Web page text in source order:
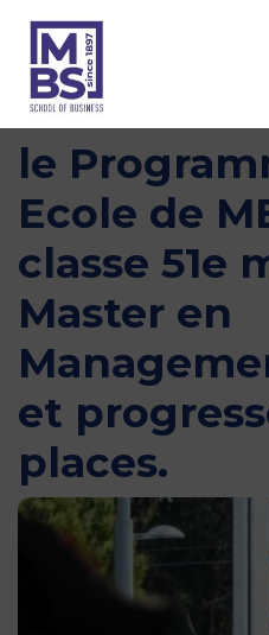
Financial
le
Ecole de
classe 51e
Master en
et
places.